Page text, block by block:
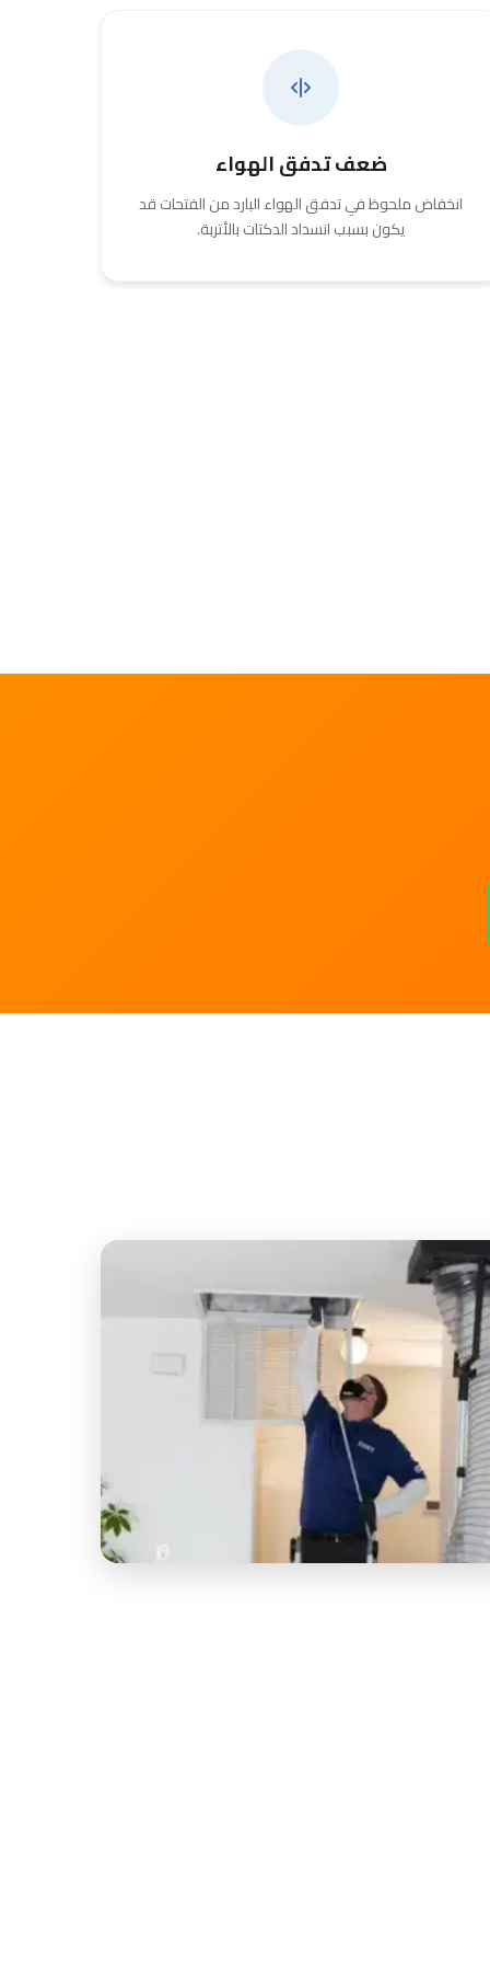
ضعف تدفق الهواء
انخفاض ملحوظ في تدفق الهواء البارد من الفتحات قد
يكون بسبب انسداد الدكتات بالأتربة.